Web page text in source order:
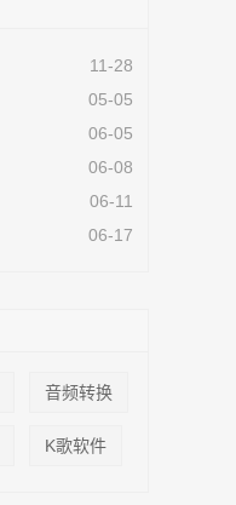
11-28
05-05
06-05
06-08
06-11
06-17
音频转换
K歌软件